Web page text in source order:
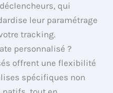
qui
leur paramétrage
tracking.
personnalisé ?
offrent une flexibilité
spécifiques non